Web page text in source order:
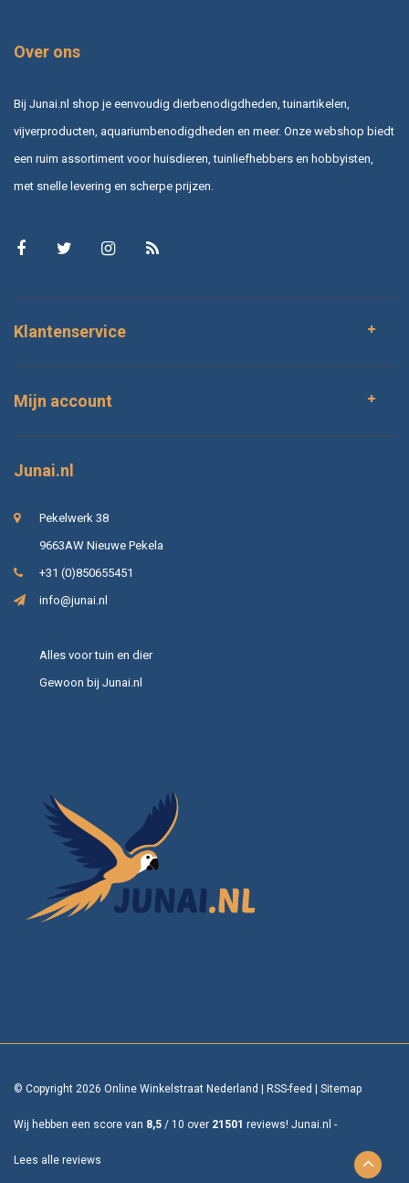
Over ons
Bij Junai.nl shop je eenvoudig dierbenodigdheden, tuinartikelen,
vijverproducten, aquariumbenodigdheden en meer. Onze webshop biedt
een ruim assortiment voor huisdieren, tuinliefhebbers en hobbyisten,
met snelle levering en scherpe prijzen.
Klantenservice
Mijn account
Junai.nl
Pekelwerk 38
9663AW Nieuwe Pekela
+31 (0)850655451
info@junai.nl
Alles voor tuin en dier
Gewoon bij Junai.nl
© Copyright 2026 Online Winkelstraat Nederland RSS-feed Sitemap
Wij hebben een score van 8,5 / 10 over 21501 reviews! Junai.nl -
Lees alle reviews